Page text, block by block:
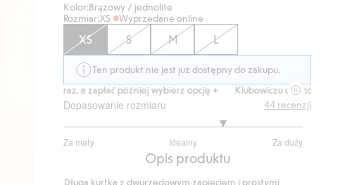
Kolor:Brązowy / jednolite
Rozmiar:XS Wyprzedane online
XS S M L
Ten produkt nie jest już dostępny do zakupu.
Kup teraz, a zapłać później wybierz opcję + Klubowiczu darmowa dostawa od
Dopasowanie rozmiaru
Za mały Idealny Za duży
na
44 recenzji
Opis produktu
Długa kurtka z dwurzędowym zapięciem i prostymi